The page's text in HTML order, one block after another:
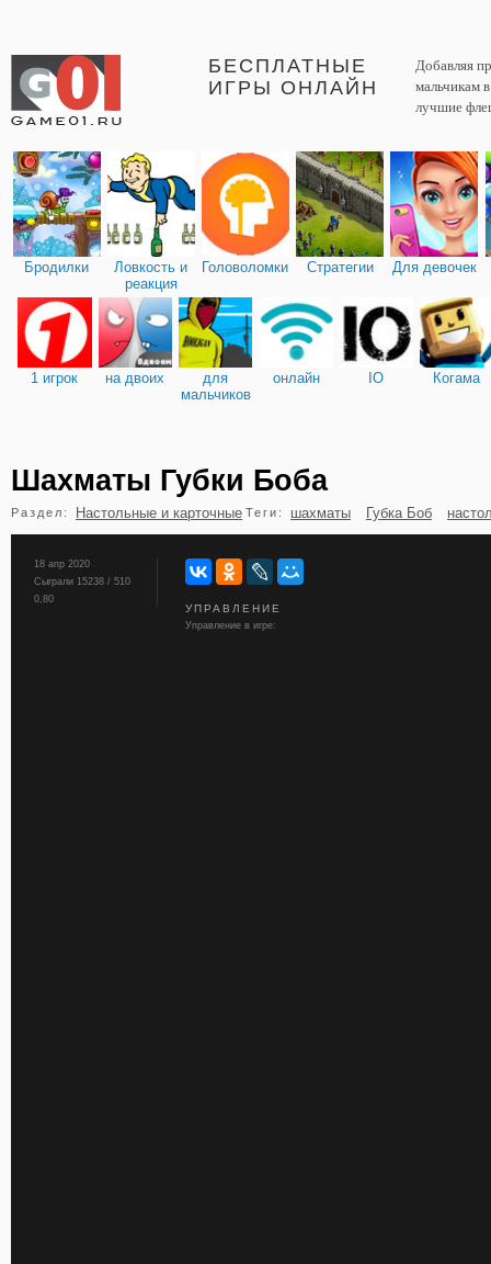
БЕСПЛАТНЫЕ
ИГРЫ ОНЛАЙН
Добавляя
мальчикам
лучшие
Бродилки
Ловкость и
реакция
Головоломки Стратегии Для девочек
1 игрок на двоих
для
мальчиков
онлайн IO Когама
бильярд карты
Шахматы Губки Боба
Раздел: Настольные и карточные Теги: шахматы Губка Боб
18 апр 2020
Сыграли 15238 / 510
0,80
УПРАВЛЕНИЕ
Управление в игре: